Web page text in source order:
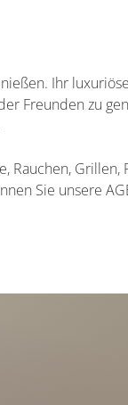
Ihr
Freunden zu
Rauchen,
Sie unsere